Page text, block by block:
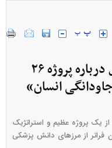
افشاگری وال‌استریت ژورنال درباره پروژه ۲۶
انسان»
یک پروژه عظیم و استراتژیک
فراتر از مرزهای دانش پزشکی